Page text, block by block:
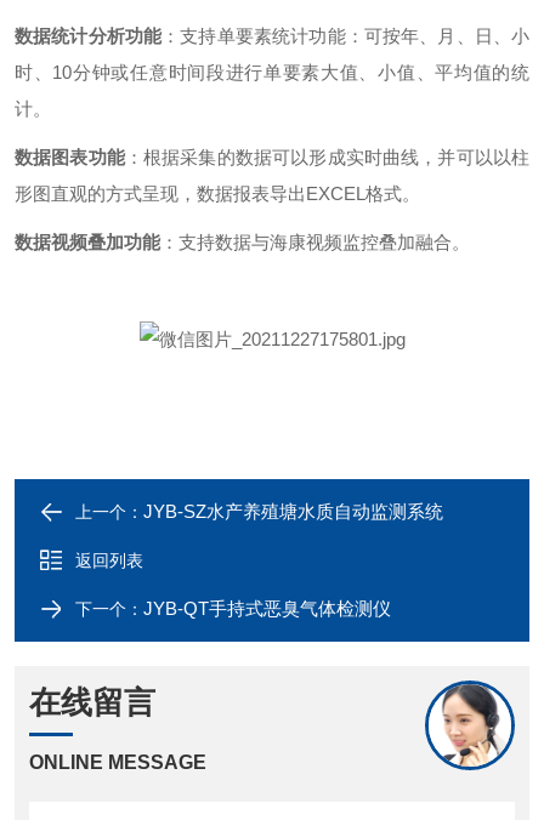
数据统计分析功能 ：支持单要素统计功能：可按年、月、日、小
时、 10分钟或任意时间段进行单要素大值、小值、平均值的统
计。
数据图表功能：根据采集的数据可以形成实时曲线，并可以以柱
形图直观的方式呈现，数据报表导出EXCEL格式。
数据视频叠加功能 ：支持数据与海康视频监控叠加融合。
上一个： JYB-SZ水产养殖塘水质自动监测系统
返回列表
下一个： JYB-QT手持式恶臭气体检测仪
在线留言
ONLINE MESSAGE